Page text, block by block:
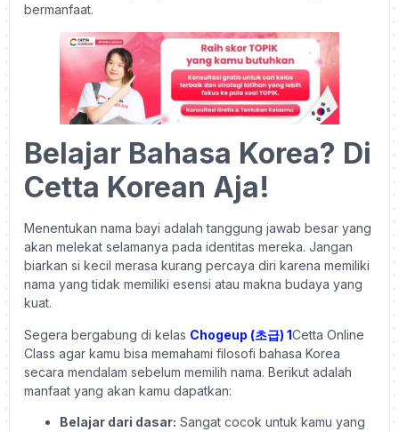
bermanfaat.
Belajar Bahasa Korea? Di
Cetta Korean Aja!
Menentukan nama bayi adalah tanggung jawab besar yang
akan melekat selamanya pada identitas mereka. Jangan
biarkan si kecil merasa kurang percaya diri karena memiliki
nama yang tidak memiliki esensi atau makna budaya yang
kuat.
Segera bergabung di kelas Chogeup (초급) 1Cetta Online
Class agar kamu bisa memahami filosofi bahasa Korea
secara mendalam sebelum memilih nama. Berikut adalah
manfaat yang akan kamu dapatkan:
Belajar dari dasar: Sangat cocok untuk kamu yang